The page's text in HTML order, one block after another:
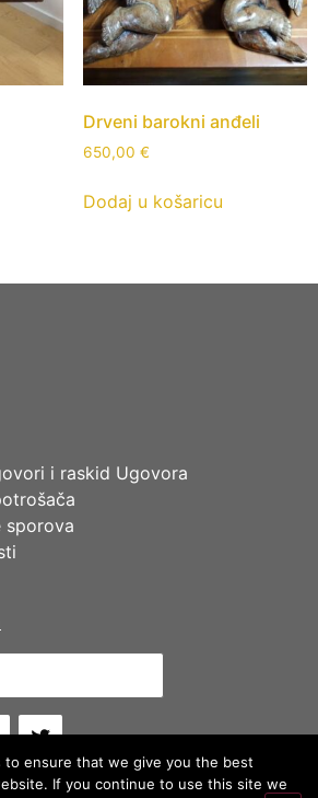
Drveni barokni anđeli
650,00 €
Dodaj u košaricu
i raskid Ugovora
sporova
to ensure that we give you the best
If you continue to use this site we